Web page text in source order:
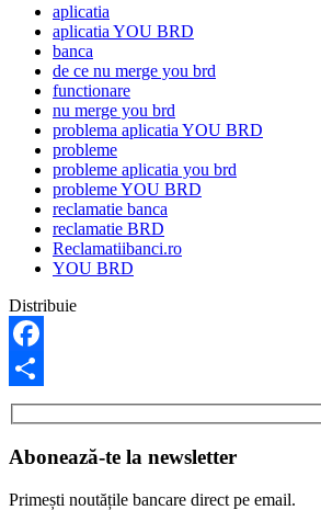
aplicatia
aplicatia YOU BRD
banca
de ce nu merge you brd
functionare
nu merge you brd
problema aplicatia YOU BRD
probleme
probleme aplicatia you brd
probleme YOU BRD
reclamatie banca
reclamatie BRD
Reclamatiibanci.ro
YOU BRD
Distribuie
Facebook
Share
Abonează-te la newsletter
Primești noutățile bancare direct pe email.